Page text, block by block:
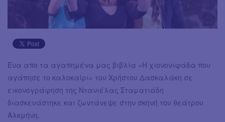
Ένα απο τα αγαπημένα μας βιβλία «Η χιονονιφάδα που
αγάπησε το καλοκαίρι» του Χρήστου Δασκαλάκη σε
εικονογράφηση της Ντανιέλας Σταματιάδη
διασκευάστηκε και ζωντάνεψε στην σκηνή του θεάτρου
Αλκμήνη.